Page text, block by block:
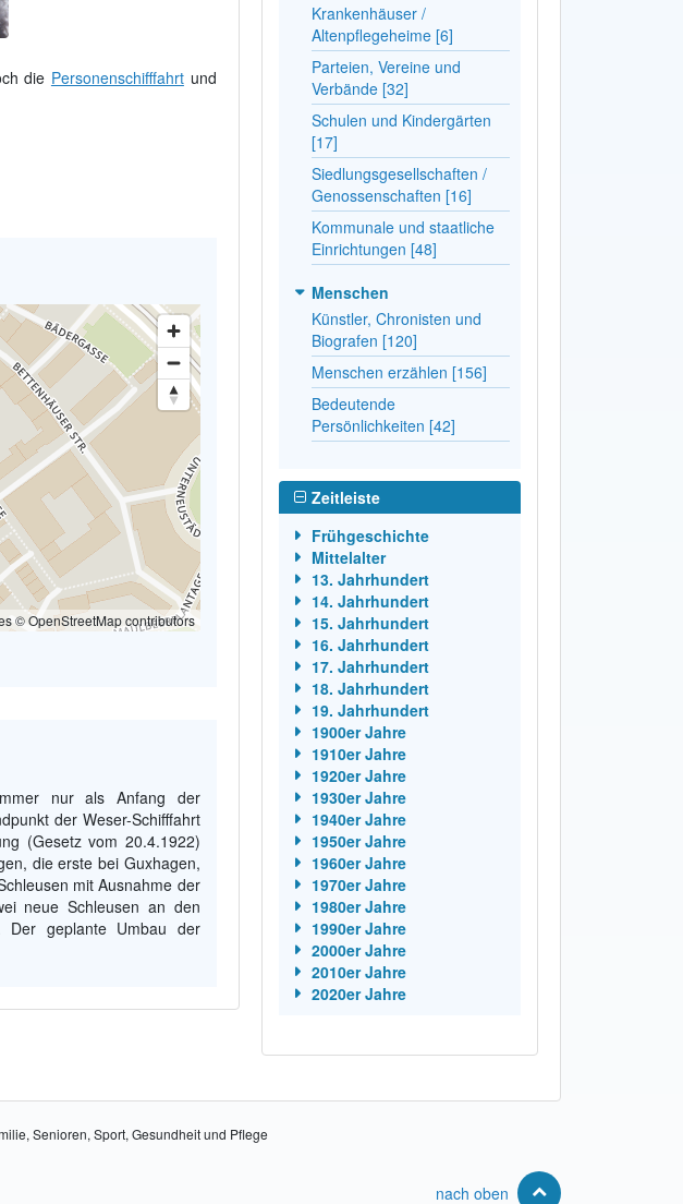
die Personenschifffahrtund
© OpenStreetMap contributors
nur als Anfang der
der Weser-Schifffahrt
(Gesetz vom 20.4.1922)
die erste bei Guxhagen,
mit Ausnahme der
neue Schleusen an den
Der geplante Umbau der
Krankenhäuser /
Altenpflegeheime [6]
Parteien, Vereine und
Verbände [32]
Schulen und Kindergärten
[17]
Siedlungsgesellschaften /
Genossenschaften [16]
Kommunale und staatliche
Einrichtungen [48]
Menschen
Künstler, Chronisten und
Biografen [120]
Menschen erzählen [156]
Bedeutende
Persönlichkeiten [42]
Zeitleiste
Frühgeschichte
Mittelalter
13. Jahrhundert
14. Jahrhundert
15. Jahrhundert
16. Jahrhundert
17. Jahrhundert
18. Jahrhundert
19. Jahrhundert
1900er Jahre
1910er Jahre
1920er Jahre
1930er Jahre
1940er Jahre
1950er Jahre
1960er Jahre
1970er Jahre
1980er Jahre
1990er Jahre
2000er Jahre
2010er Jahre
2020er Jahre
Senioren, Sport, Gesundheit und Pflege
nach oben